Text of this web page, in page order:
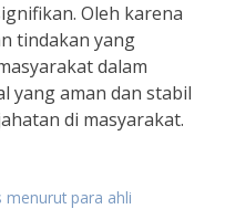
Oleh karena
tindakan yang
dalam
yang aman dan stabil
di masyarakat.
menurut para ahli